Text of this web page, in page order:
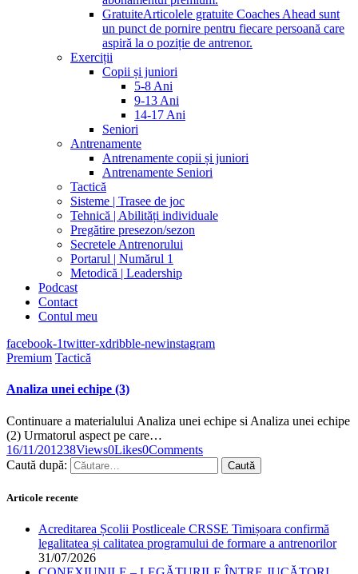
GratuiteArticolele gratuite Coaches Ahead sunt
un punct de pornire pentru fiecare persoană care
aspiră la o poziție de antrenor.
Exerciții
Copii și juniori
5-8 Ani
9-13 Ani
14-17 Ani
Seniori
Antrenamente
Antrenamente copii și juniori
Antrenamente Seniori
Tactică
Sisteme | Trasee de joc
Tehnică | Abilități individuale
Pregătire presezon/sezon
Secretele Antrenorului
Portarul | Numărul 1
Metodică | Leadership
Podcast
Contact
Contul meu
facebook-1twitter-xdribble-newinstagram
Premium Tactică
Analiza unei echipe (3)
Continuare a materialului Analiza unei echipe si Analiza unei echipe
(2) Urmatorul aspect pe care…
16/11/201238Views0Likes0Comments
Caută după:
Articole recente
Acreditarea Școlii Postliceale CRSSE Timișoara confirmă
legalitatea și calitatea programului de formare a antrenorilor
31/07/2026